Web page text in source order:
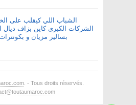
الشباب اللي كيقلب على
الشركات الكبرى كاين بزاف ديال
بسالير مزيان و
. - Tous droits réservés.